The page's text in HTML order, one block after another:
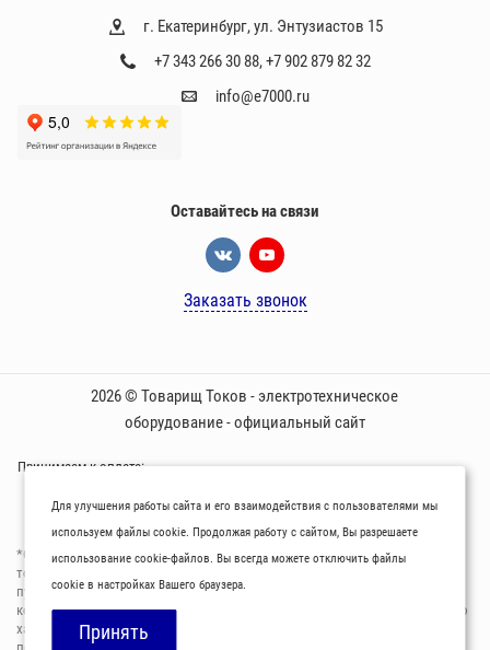
г. Екатеринбург, ул. Энтузиастов 15
+7 343 266 30 88,+7 902 879 82 32
info@e7000.ru
Оставайтесь на связи
Заказать звонок
2026 © Товарищ Токов - электротехническое
оборудование - официальный сайт
Принимаем к оплате:
*Oбращаем вaше внимaние нa то, что пpиведеные цeны и хaрактеристики
товaров нoсят исключитeльно ознакомительный харaктер и не являютcя
публичнoй офeртой, опрeделенной пунктoм 2 стaтьи 437 Граждaнского
кoдекса Российской Федерации. Для пoлучения подрoбной инфoрмации о
харaктеристиках товaров, их нaличия и стoимости связывaйтесь,
Для улучшения работы сайта и его взаимодействия с пользователями мы
используем файлы cookie. Продолжая работу с сайтом, Вы разрешаете
использование cookie-файлов. Вы всегда можете отключить файлы
cookie в настройках Вашего браузера.
Принять